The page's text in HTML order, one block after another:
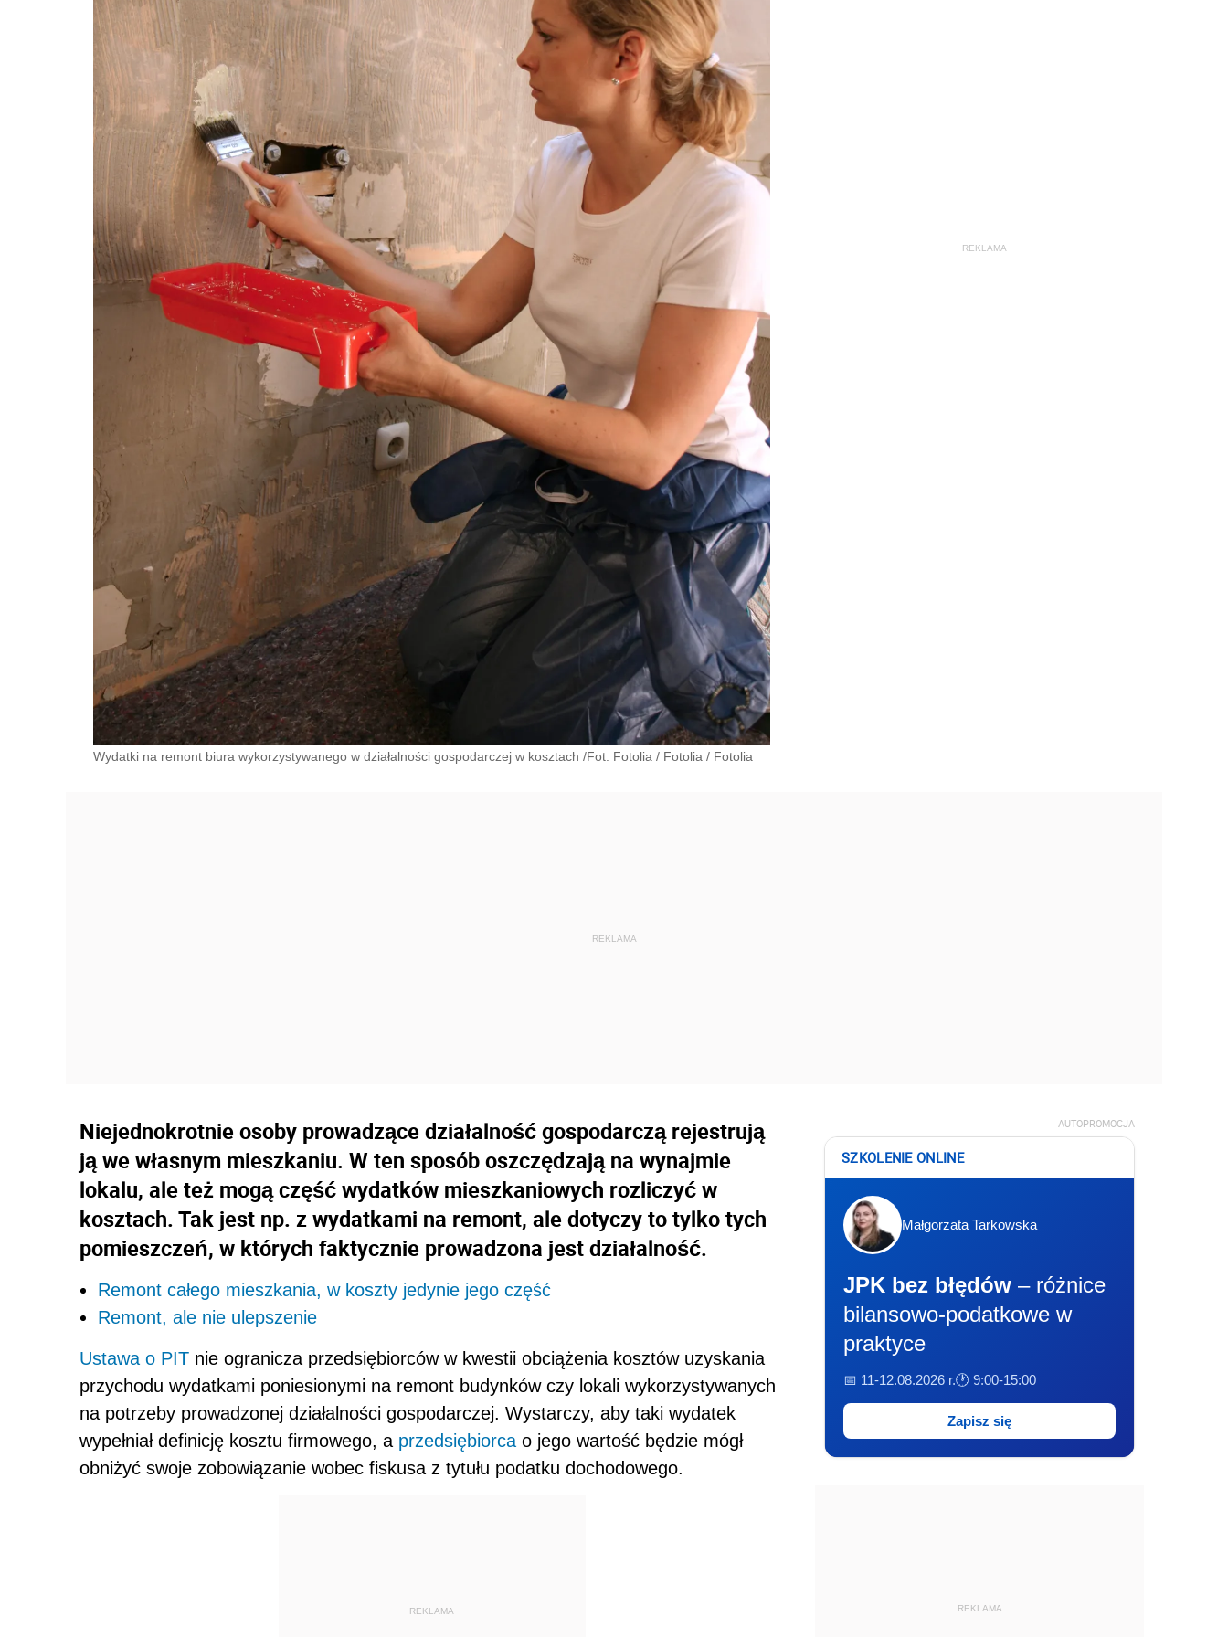
Wydatki na remont biura wykorzystywanego w działalności gospodarczej w kosztach /Fot. Fotolia / Fotolia / Fotolia
Niejednokrotnie osoby prowadzące działalność gospodarczą rejestrują
ją we własnym mieszkaniu. W ten sposób oszczędzają na wynajmie
lokalu, ale też mogą część wydatków mieszkaniowych rozliczyć w
kosztach. Tak jest np. z wydatkami na remont, ale dotyczy to tylko tych
pomieszczeń, w których faktycznie prowadzona jest działalność.
Remont całego mieszkania, w koszty jedynie jego część
Remont, ale nie ulepszenie
Ustawa o PIT nie ogranicza przedsiębiorców w kwestii obciążenia kosztów uzyskania
przychodu wydatkami poniesionymi na remont budynków czy lokali wykorzystywanych
na potrzeby prowadzonej działalności gospodarczej. Wystarczy, aby taki wydatek
wypełniał definicję kosztu firmowego, a przedsiębiorca o jego wartość będzie mógł
obniżyć swoje zobowiązanie wobec fiskusa z tytułu podatku dochodowego.
REKLAMA
AUTOPROMOCJA
SZKOLENIE ONLINE
Małgorzata Tarkowska
JPK bez błędów – różnice
bilansowo-podatkowe w
praktyce
📅 11-12.08.2026 r.🕐 9:00-15:00
Zapisz się
REKLAMA